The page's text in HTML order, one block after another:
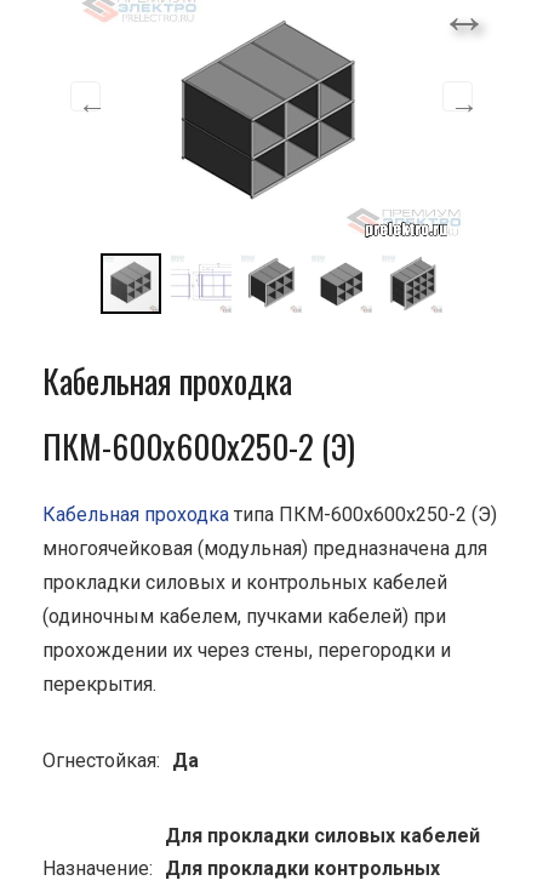
Кабельная проходка
ПКМ-600х600х250-2 (Э)
Кабельная проходка типа ПКМ-600х600х250-2 (Э)
многоячейковая (модульная) предназначена для
прокладки силовых и контрольных кабелей
(одиночным кабелем, пучками кабелей) при
прохождении их через стены, перегородки и
перекрытия.
Огнестойкая: Да
Назначение:
Для прокладки силовых кабелей
Для прокладки контрольных